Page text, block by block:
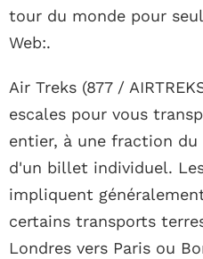
tour du monde pour
Web:.
Air Treks (877 /
escales pour vous
entier, à une fraction
d'un billet individuel.
impliquent
certains transports
Londres vers Paris ou